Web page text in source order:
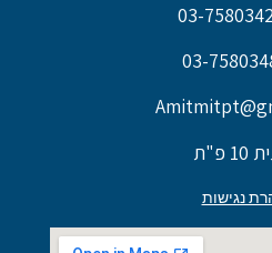
פ"ת
נגישות